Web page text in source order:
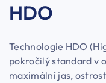
HDO
Technologie HDO
pokročilý standard v
maximální jas,